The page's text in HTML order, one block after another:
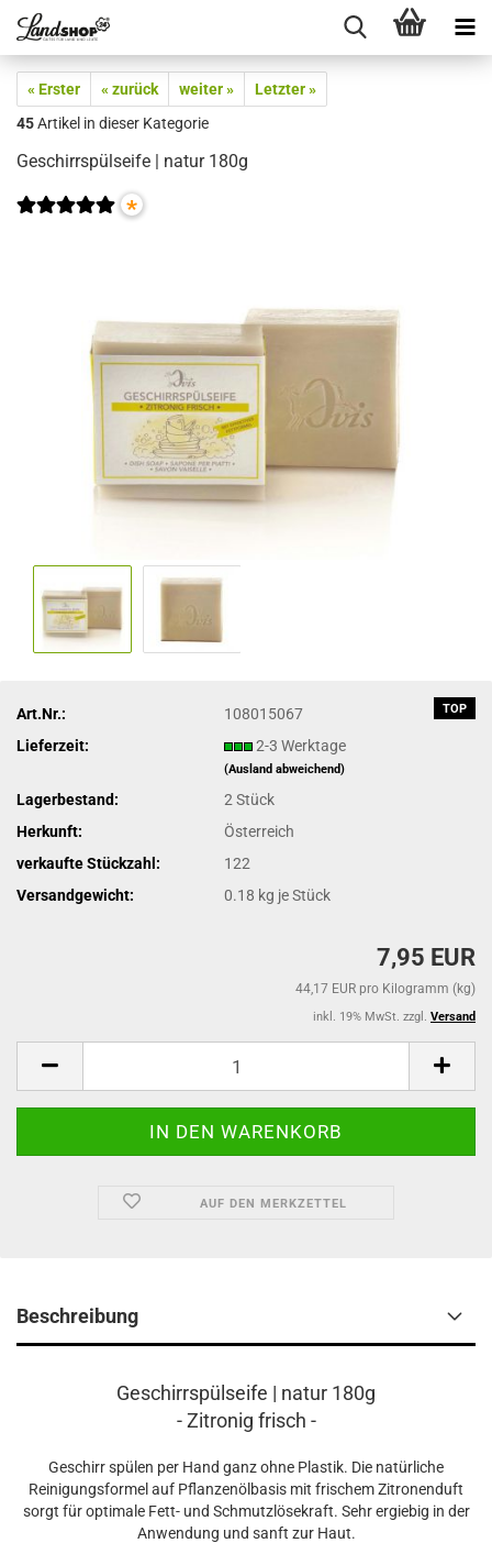
« Erster « zurück weiter »
Letzter »
45Artikel in dieser Kategorie
Geschirrspülseife | natur 180g
*
TOP
Art.Nr.:
108015067
Lieferzeit:
2-3 Werktage
(Ausland abweichend)
Lagerbestand: 2Stück
Herkunft:
Österreich
verkaufte Stückzahl:
122
Versandgewicht:
0.18 kg je Stück
7,95 EUR
44,17 EUR pro Kilogramm (kg)
inkl. 19% MwSt. zzgl. Versand
AUF DEN MERKZETTEL
Beschreibung
Geschirrspülseife | natur 180g
- Zitronig frisch -
Geschirr spülen per Hand ganz ohne Plastik. Die natürliche
Reinigungsformel auf Pflanzenölbasis mit frischem Zitronenduft
sorgt für optimale Fett- und Schmutzlösekraft. Sehr ergiebig in der
Anwendung und sanft zur Haut.